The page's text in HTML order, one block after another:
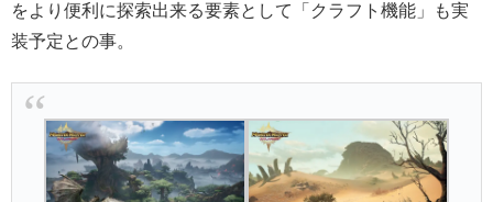
をより便利に探索出来る要素として「クラフト機能」も実
装予定との事。